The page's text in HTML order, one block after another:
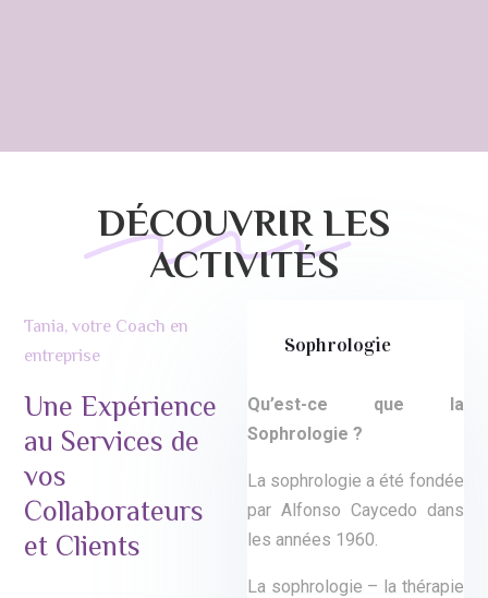
DÉCOUVRIR LES
ACTIVITÉS
Tania, votre Coach en
entreprise
Une Expérience
au Services de
vos
Collaborateurs
et Clients
Sophrologie
Qu’est-ce que la
Sophrologie ?
La sophrologie a été fondée
par Alfonso Caycedo dans
les années 1960.
La sophrologie – la thérapie